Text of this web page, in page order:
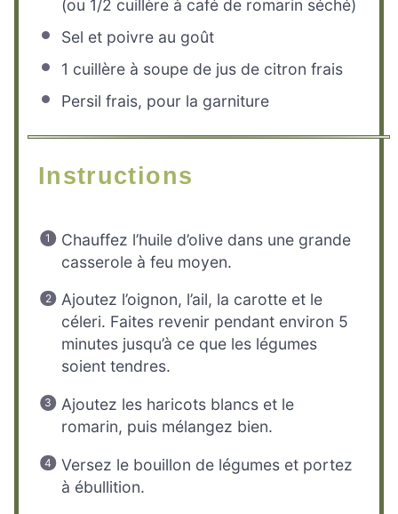
(ou 1/2 cuillère à café de romarin séché)
Sel et poivre au goût
1 cuillère à soupe de jus de citron frais
Persil frais, pour la garniture
Instructions
Chauffez l’huile d’olive dans une grande
casserole à feu moyen.
Ajoutez l’oignon, l’ail, la carotte et le
céleri. Faites revenir pendant environ 5
minutes jusqu’à ce que les légumes
soient tendres.
Ajoutez les haricots blancs et le
romarin, puis mélangez bien.
Versez le bouillon de légumes et portez
à ébullition.